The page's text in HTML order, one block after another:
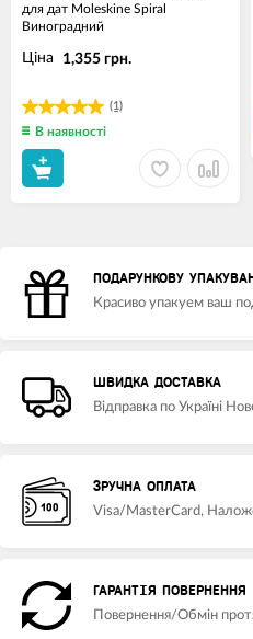
для дат Moleskine Spiral
Виноградний
(1)
Ціна 1,355 грн.
В наявності
ПОДАРУНКОВУ
Красиво упакуем ваш
ШВИДКА ДОСТАВКА
Відправка по Україні
ЗРУЧНА ОПЛАТА
Visa/MasterCard,
ГАРАНТІЯ ПОВЕРНЕННЯ
Повернення/Обмін